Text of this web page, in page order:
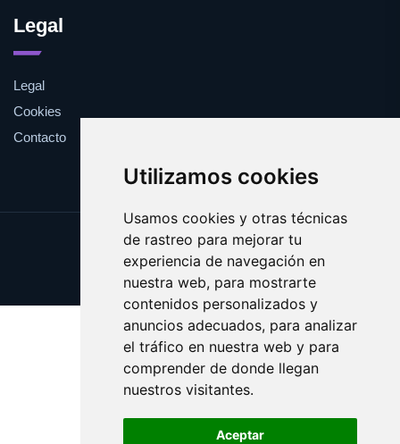
Utilizamos cookies
Usamos cookies y otras técnicas
de rastreo para mejorar tu
experiencia de navegación en
nuestra web, para mostrarte
contenidos personalizados y
anuncios adecuados, para analizar
el tráfico en nuestra web y para
comprender de donde llegan
nuestros visitantes.
Aceptar
Legal
Legal
Cookies
Contacto
Update cookies preferences
Copyright © 2025 cuarentena.es